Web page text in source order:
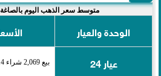
متوسط سعر الذهب اليوم
الوحدة والعيار
عيار 24
بيع 2,069 شراء 2,114